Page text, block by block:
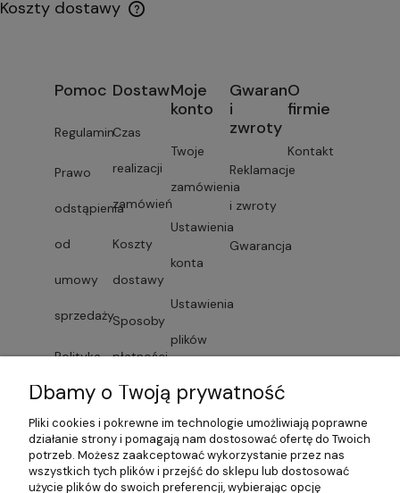
Koszty dostawy
Pomoc
Regulamin
Prawo
odstąpienia
od
umowy
sprzedaży
Polityka
prywatności
Lista
dostawców
Dostawa
Czas
realizacji
zamówień
Koszty
dostawy
Sposoby
płatności
Faktury i
paragony
Czas
Moje
konto
Twoje
zamówienia
Ustawienia
konta
Ustawienia
plików
Przechowalnia
Gwarancja
i
zwroty
Reklamacje
i zwroty
Gwarancja
O
firmie
Kontakt
Dbamy o Twoją prywatność
Pliki cookies i pokrewne im technologie umożliwiają poprawne
działanie strony i pomagają nam dostosować ofertę do Twoich
potrzeb. Możesz zaakceptować wykorzystanie przez nas
wszystkich tych plików i przejść do sklepu lub dostosować
użycie plików do swoich preferencji, wybierając opcję